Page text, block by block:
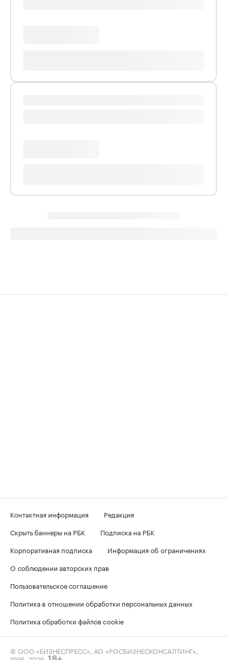
Контактная информация
Редакция
Скрыть баннеры на РБК
Подписка на РБК
Корпоративная подписка
Информация об ограничениях
О соблюдении авторских прав
Пользовательское соглашение
Политика в отношении обработки персональных данных
Политика обработки файлов cookie
© ООО «БИЗНЕСПРЕСС», АО «РОСБИЗНЕСКОНСАЛТИНГ»,